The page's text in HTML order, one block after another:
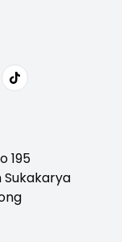
195
Sukakarya